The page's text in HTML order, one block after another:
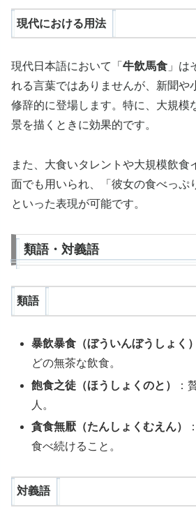
現代における用法
現代日本語において「 牛飲馬食 」は
れる言葉ではありませんが、新聞や
修辞的に登場します。特に、大規模
景を描くときに効果的です。
また、大食いタレントや大規模飲食
面でも用いられ、「彼女の食べっぷ
といった表現が可能です。
類語・対義語
類語
暴飲暴食（ぼういんぼうしょく）
どの無茶な飲食。
飽食之徒（ほうしょくのと）
：
人。
貪食無厭（たんしょくむえん）
食べ続けること。
対義語